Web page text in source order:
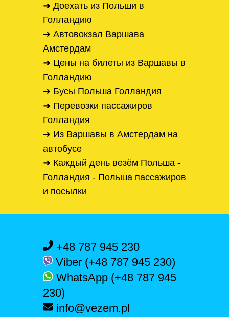
➜ Доехать из Польши в
Голландию
➜ Автовокзал Варшава
Амстердам
➜ Цены на билеты из Варшавы в
Голландию
➜ Бусы Польша Голландия
➜ Перевозки пассажиров
Голландия
➜ Из Варшавы в Амстердам на
автобусе
➜ Каждый день везём Польша -
Голландия - Польша пассажиров
и посылки
+48 787 945 230
Viber (+48 787 945 230)
WhatsApp (+48 787 945
230)
info@vezem.pl